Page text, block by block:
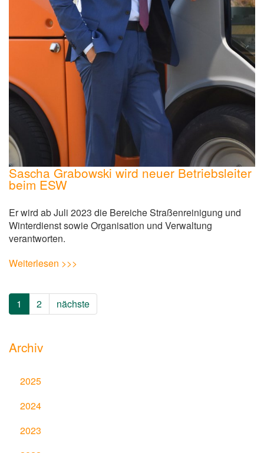
Sascha Grabowski wird neuer Betriebsleiter
beim ESW
Er wird ab Juli 2023 die Bereiche Straßenreinigung und
Winterdienst sowie Organisation und Verwaltung
verantworten.
Weiterlesen >>>
1 2 nächste
Archiv
2025
2024
2023